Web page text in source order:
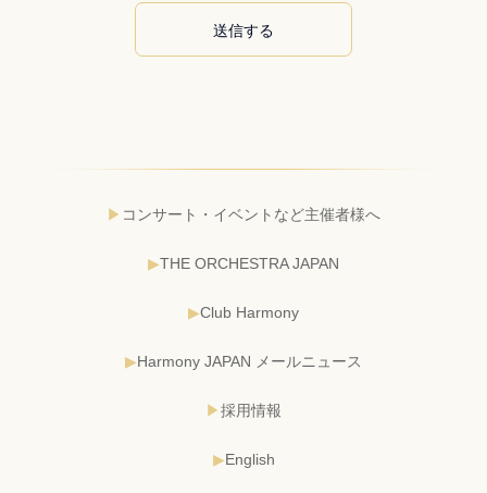
コンサート・イベントなど主催者様へ
THE ORCHESTRA JAPAN
Club Harmony
Harmony JAPAN メールニュース
採用情報
English